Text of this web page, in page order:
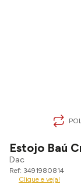
Estojo Baú
Dac
3491980814
Clique e veja!